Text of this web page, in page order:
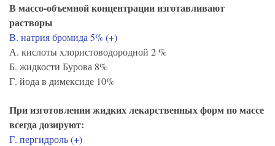
В массо-объемной концентрации изготавливают
растворы
В. натрия бромида 5% (+)
А. кислоты хлористоводородной 2 %
Б. жидкости Бурова 8%
Г. йода в димексиде 10%
При изготовлении жидких лекарственных форм по массе
всегда дозируют:
Г. пергидроль (+)